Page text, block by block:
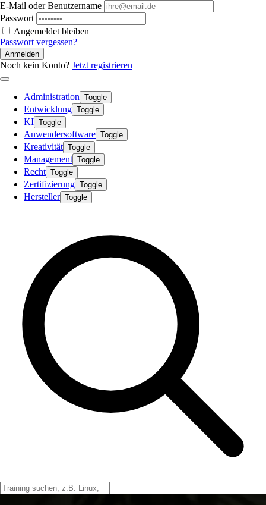
E-Mail oder Benutzername
Passwort
Angemeldet bleiben
Passwort vergessen?
Anmelden
Noch kein Konto? Jetzt registrieren
Administration Toggle
Entwicklung Toggle
KI Toggle
Anwendersoftware Toggle
Kreativität Toggle
Management Toggle
Recht Toggle
Zertifizierung Toggle
Hersteller Toggle